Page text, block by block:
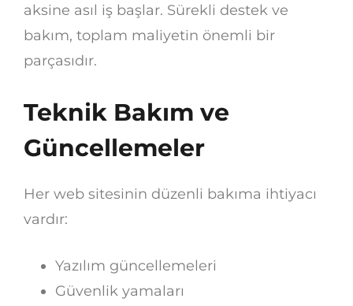
aksine asıl iş başlar. Sürekli destek ve
bakım, toplam maliyetin önemli bir
parçasıdır.
Teknik Bakım ve
Güncellemeler
Her web sitesinin düzenli bakıma ihtiyacı
vardır:
Yazılım güncellemeleri
Güvenlik yamaları